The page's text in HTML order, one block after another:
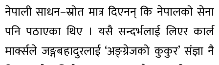
नेपाली साधन–स्रोत मात्र दिएनन् कि नेपालको सेना
पनि पठाएका थिए । यसै सन्दर्भलाई लिएर कार्ल
मार्क्सले जङ्गबहादुरलाई ‘अङ्ग्रेजको कुकुर’ संज्ञा नै